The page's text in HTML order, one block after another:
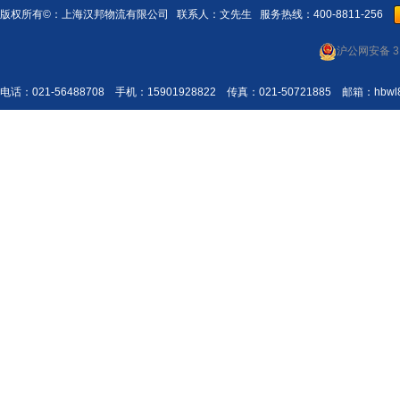
版权所有©： 上海汉邦物流有限公司 联系人：文先生 服务热线：400-8811-256
沪公网安备
电话：021-56488708 手机：15901928822 传真：021-50721885 邮箱：